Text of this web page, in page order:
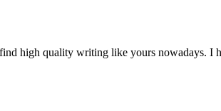
high quality writing like yours nowadays. I